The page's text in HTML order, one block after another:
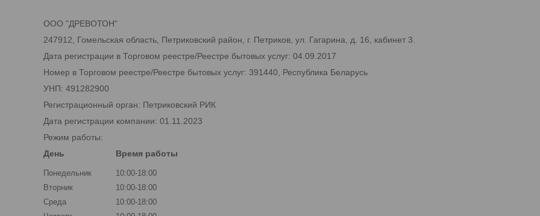
ООО "ДРЕВОТОН"
247912, Гомельская область, Петриковский район, г. Петриков, ул. Гагарина, д. 16, кабинет 3.
Дата регистрации в Торговом реестре/Реестре бытовых услуг: 04.09.2017
Номер в Торговом реестре/Реестре бытовых услуг: 391440, Республика Беларусь
УНП: 491282900
Регистрационный орган: Петриковский РИК
Дата регистрации компании: 01.11.2023
Режим работы:
День
Время работы
Понедельник
10:00-18:00
Вторник
10:00-18:00
Среда
10:00-18:00